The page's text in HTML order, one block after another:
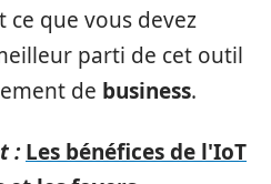
que vous devez
parti de cet outil
de business.
: Les bénéfices de l'IoT